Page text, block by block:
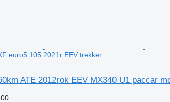
euro5 105 2021r EEV trekker
ATE 2012rok EEV MX340 U1 paccar